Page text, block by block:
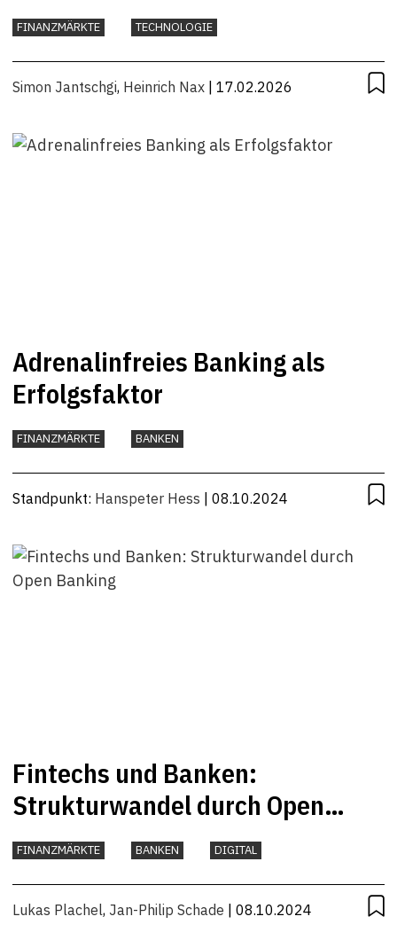
FINANZMÄRKTE TECHNOLOGIE
Simon Jantschgi, Heinrich Nax | 17.02.2026
Adrenalinfreies Banking als
Erfolgsfaktor
FINANZMÄRKTE BANKEN
Standpunkt: Hanspeter Hess | 08.10.2024
Fintechs und Banken:
Strukturwandel durch Open
Banking
FINANZMÄRKTE BANKEN DIGITAL
Lukas Plachel, Jan-Philip Schade | 08.10.2024